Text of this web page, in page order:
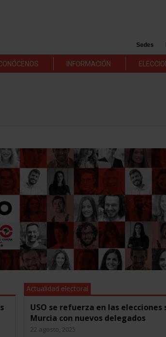
Sedes
INFORMACIÓN
Actualidad electoral
USO se refuerza en las elecciones
Murcia con nuevos delegados
22 agosto, 2025